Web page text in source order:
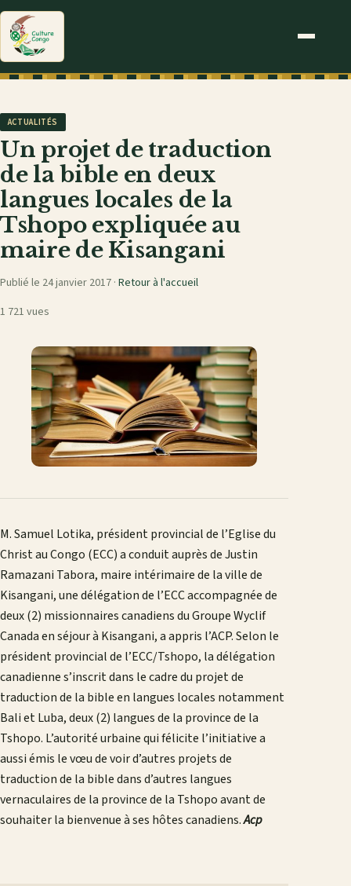
ACTUALITÉS
Un projet de traduction
de la bible en deux
langues locales de la
Tshopo expliquée au
maire de Kisangani
Publié le 24 janvier 2017 · Retour à l'accueil
1 721 vues
M. Samuel Lotika, président provincial de l’Eglise du
Christ au Congo (ECC) a conduit auprès de Justin
Ramazani Tabora, maire intérimaire de la ville de
Kisangani, une délégation de l’ECC accompagnée de
deux (2) missionnaires canadiens du Groupe Wyclif
Canada en séjour à Kisangani, a appris l’ACP. Selon le
président provincial de l’ECC/Tshopo, la délégation
canadienne s’inscrit dans le cadre du projet de
traduction de la bible en langues locales notamment
Bali et Luba, deux (2) langues de la province de la
Tshopo. L’autorité urbaine qui félicite l’initiative a
aussi émis le vœu de voir d’autres projets de
traduction de la bible dans d’autres langues
vernaculaires de la province de la Tshopo avant de
souhaiter la bienvenue à ses hôtes canadiens.Acp